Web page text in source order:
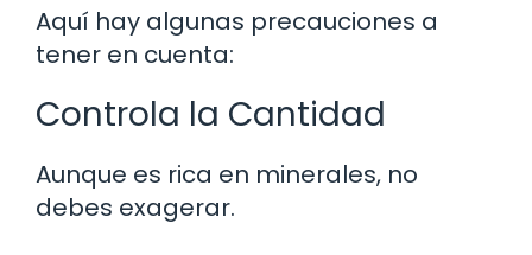
Aquí hay algunas precauciones a
tener en cuenta:
Controla la Cantidad
Aunque es rica en minerales, no
debes exagerar.